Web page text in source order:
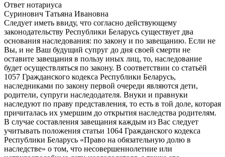
Ответ нотариуса
Суринович Татьяна Ивановна
Следует иметь ввиду, что согласно действующему
законодательству Республики Беларусь существует два
основания наследования: по закону и по завещанию. Если не
Вы, и не Ваш будущий супруг до дня своей смерти не
оставите завещания в пользу иных лиц, то, наследование
будет осуществляться по закону. В соответствии со статьёй
1057 Гражданского кодекса Республики Беларусь,
наследниками по закону первой очереди являются дети,
родители, супруги наследодателя. Внуки и правнуки
наследуют по праву представления, то есть в той доле, которая
причиталась их умершим до открытия наследства родителям.
В случае составления завещания каждым из Вас следует
учитывать положения статьи 1064 Гражданского кодекса
Республики Беларусь «Право на обязательную долю в
наследстве» о том, что несовершеннолетние или